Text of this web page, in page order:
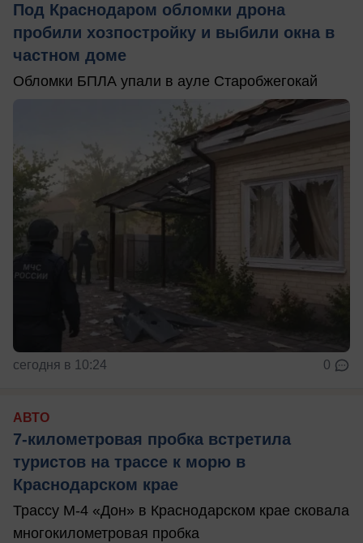
Под Краснодаром обломки дрона
пробили хозпостройку и выбили окна в
частном доме
Обломки БПЛА упали в ауле Старобжегокай
сегодня в 10:24 0
АВТО
7-километровая пробка встретила
туристов на трассе к морю в
Краснодарском крае
Трассу М-4 «Дон» в Краснодарском крае сковала
многокилометровая пробка